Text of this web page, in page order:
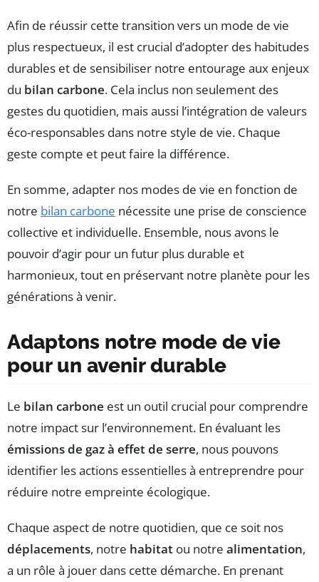
Afin de réussir cette transition vers un mode de vie
plus respectueux, il est crucial d’adopter des habitudes
durables et de sensibiliser notre entourage aux enjeux
du bilan carbone. Cela inclus non seulement des
gestes du quotidien, mais aussi l’intégration de valeurs
éco-responsables dans notre style de vie. Chaque
geste compte et peut faire la différence.
En somme, adapter nos modes de vie en fonction de
notre bilan carbone nécessite une prise de conscience
collective et individuelle. Ensemble, nous avons le
pouvoir d’agir pour un futur plus durable et
harmonieux, tout en préservant notre planète pour les
générations à venir.
Adaptons notre mode de vie
pour un avenir durable
Le bilan carbone est un outil crucial pour comprendre
notre impact sur l’environnement. En évaluant les
émissions de gaz à effet de serre, nous pouvons
identifier les actions essentielles à entreprendre pour
réduire notre empreinte écologique.
Chaque aspect de notre quotidien, que ce soit nos
déplacements, notre habitat ou notre alimentation,
a un rôle à jouer dans cette démarche. En prenant